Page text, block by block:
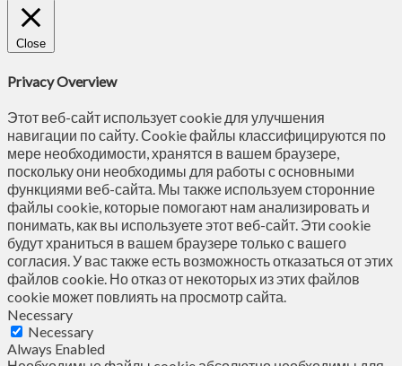
Close
Privacy Overview
Этот веб-сайт использует cookie для улучшения
навигации по сайту. Сookie файлы классифицируются по
мере необходимости, хранятся в вашем браузере,
поскольку они необходимы для работы с основными
функциями веб-сайта. Мы также используем сторонние
файлы cookie, которые помогают нам анализировать и
понимать, как вы используете этот веб-сайт. Эти cookie
будут храниться в вашем браузере только с вашего
согласия. У вас также есть возможность отказаться от этих
файлов cookie. Но отказ от некоторых из этих файлов
cookie может повлиять на просмотр сайта.
Necessary
Necessary
Always Enabled